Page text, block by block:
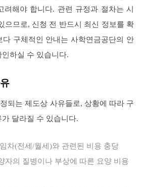
려해야 합니다. 관련 규정과 절차는 시
으므로, 신청 전 반드시 최신 정보를 확
다 구체적인 안내는 사학연금공단의 안
하실 수 있습니다.
되는 제도상 사유들로, 상황에 따라 구
달라질 수 있습니다.
차(전세/월세)와 관련된 비용 충당
자의 질병이나 부상에 따른 요양 비용